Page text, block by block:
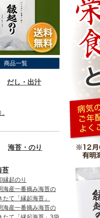
商品一覧
だし・出汁
海苔・のり
苔
縁起のり
海産一番摘み海苔の
たて「縁起海苔」
海産一番摘み海苔の